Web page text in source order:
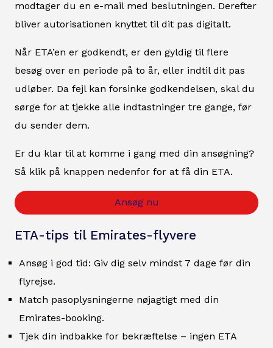
modtager du en e-mail med beslutningen. Derefter
bliver autorisationen knyttet til dit pas digitalt.
Når ETA’en er godkendt, er den gyldig til flere
besøg over en periode på to år, eller indtil dit pas
udløber. Da fejl kan forsinke godkendelsen, skal du
sørge for at tjekke alle indtastninger tre gange, før
du sender dem.
Er du klar til at komme i gang med din ansøgning?
Så klik på knappen nedenfor for at få din ETA.
Ansøg nu
ETA-tips til Emirates-flyvere
Ansøg i god tid: Giv dig selv mindst 7 dage før din
flyrejse.
Match pasoplysningerne nøjagtigt med din
Emirates-booking.
Tjek din indbakke for bekræftelse – ingen ETA